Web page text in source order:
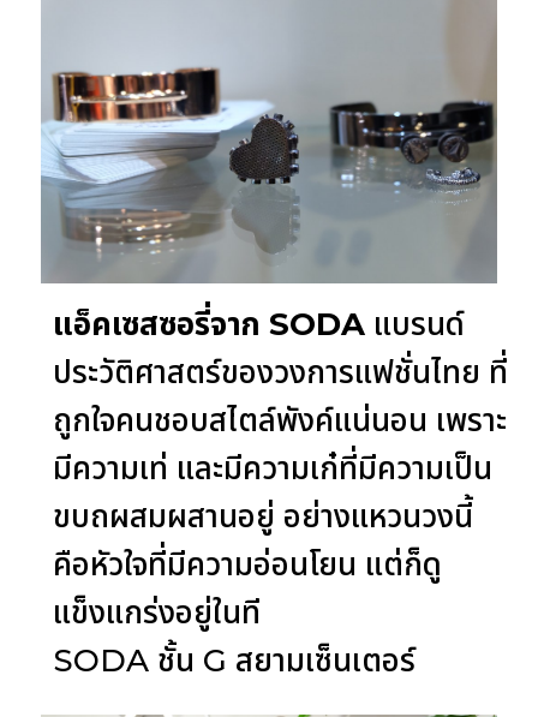
แอ็คเซสซอรี่จาก SODAแบรนด์
ประวัติศาสตร์ของวงการแฟชั่นไทย ที่
ถูกใจคนชอบสไตล์พังค์แน่นอน เพราะ
มีความเท่ และมีความเก๋ที่มีความเป็น
ขบถผสมผสานอยู่ อย่างแหวนวงนี้
คือหัวใจที่มีความอ่อนโยน แต่ก็ดู
แข็งแกร่งอยู่ในที
SODA ชั้น G สยามเซ็นเตอร์